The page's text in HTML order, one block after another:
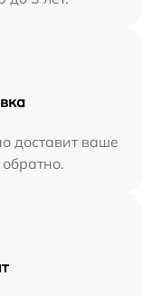
доставит ваше